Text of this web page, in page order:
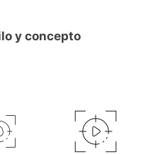
y concepto